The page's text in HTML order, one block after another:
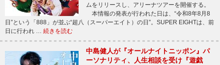
ムをリリースし、アリーナツアーを開催する。
本情報の発表が行われた日は、“令和8年8月8
日”という「888」が並ぶ“超八（スーパーエイト）の日”。SUPER EIGHTは、前
日に行われ … 続きを読む
中島健人が『オールナイトニッポン』パ
ーソナリティ、人生相談を受け『遊戯